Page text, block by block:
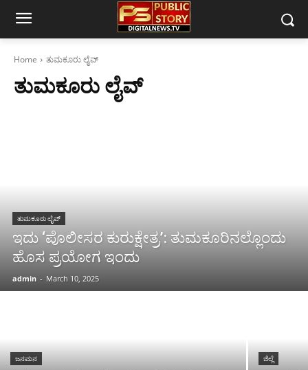
Home ತುಮಕೂರು ಲೈವ್
ತುಮಕೂರು ಲೈವ್
ತುಮಕೂರು ಲೈವ್
ಇದು ‘ಪೊಲೀಸರ ಕುರುಕ್ಷೇತ್ರ’: ತುಮಕೂರಿನಲ್ಲೊಂದು
ಹೊಸ ಪ್ರಯೋಗ ಇಂದು
admin - March 10, 2025
ಜನಮನ ಜಿಲ್ಲೆ